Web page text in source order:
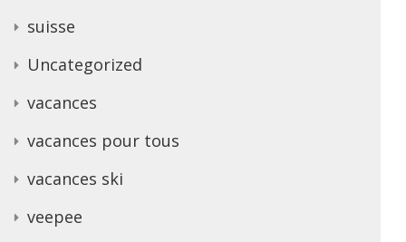
suisse
Uncategorized
vacances
vacances pour tous
vacances ski
veepee